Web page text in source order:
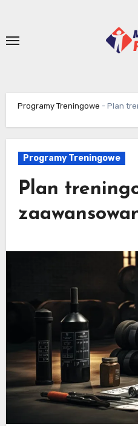
content
Programy Treningowe -Plan
Programy Treningowe
Plan